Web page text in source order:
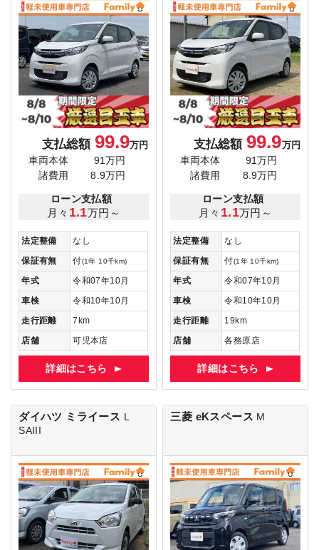
支払総額 99.9万円
車両本体
91万円
諸費用
8.9万円
ローン支払額
月々 1.1万円～
法定整備
なし
保証有無
付(1年 10千km)
年式
令和07年10月
車検
令和10年10月
走行距離
7km
店舗
可児本店
詳細はこちら
支払総額 99.9万円
車両本体
91万円
諸費用
8.9万円
ローン支払額
月々 1.1万円～
法定整備
なし
保証有無
付(1年 10千km)
年式
令和07年10月
車検
令和10年10月
走行距離
19km
店舗
各務原店
詳細はこちら
ダイハツ ミライース L
SAIII
三菱 eKスペース M